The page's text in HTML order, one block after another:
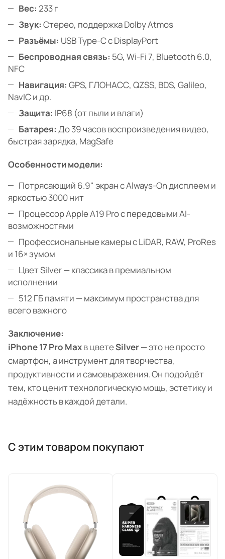
Вес: 233 г
Звук: Стерео, поддержка Dolby Atmos
Разъёмы: USB Type-C с DisplayPort
Беспроводная связь: 5G, Wi-Fi 7, Bluetooth 6.0,
NFC
Навигация: GPS, ГЛОНАСС, QZSS, BDS, Galileo,
NavIC и др.
Защита: IP68 (от пыли и влаги)
Батарея: До 39 часов воспроизведения видео,
быстрая зарядка, MagSafe
Особенности модели:
Потрясающий 6.9" экран с Always-On дисплеем и
яркостью 3000 нит
Процессор Apple A19 Pro с передовыми AI-
возможностями
Профессиональные камеры с LiDAR, RAW, ProRes
и 16× зумом
Цвет Silver — классика в премиальном
исполнении
512 ГБ памяти — максимум пространства для
всего важного
Заключение:
iPhone 17 Pro Maxв цветеSilver— это не просто
смартфон, а инструмент для творчества,
продуктивности и самовыражения. Он подойдёт
тем, кто ценит технологическую мощь, эстетику и
надёжность в каждой детали.
С этим товаром покупают